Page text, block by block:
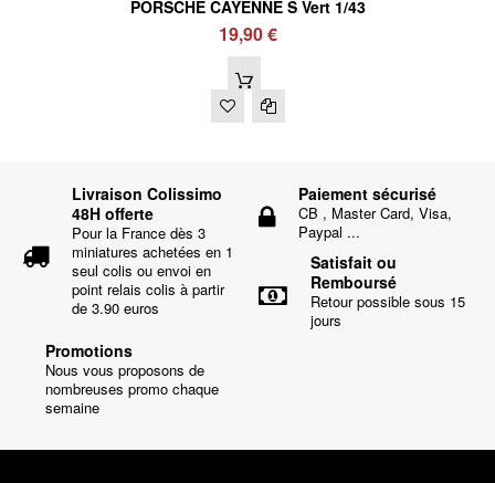
PORSCHE CAYENNE S Vert 1/43
19,90 €
Livraison Colissimo
48H offerte
Pour la France dès 3
miniatures achetées en 1
seul colis ou envoi en
point relais colis à partir
de 3.90 euros
Paiement sécurisé
CB , Master Card, Visa,
Paypal ...
Satisfait ou
Remboursé
Retour possible sous 15
jours
Promotions
Nous vous proposons de
nombreuses promo chaque
semaine